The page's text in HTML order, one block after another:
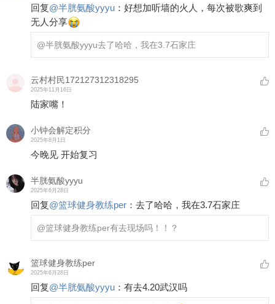
回复@半胱氨酸yyyu ： 好想加听墙的火人，每次被歌爽到
无人分享
@半胱氨酸yyyu去了哈哈，我在3.7石家庄
云村村民172127312318295
2025年11月16日
陆家嘴！
小钟会解定积分
2025年8月1日
今晚见 开始复习
半胱氨酸yyyu
2025年6月28日
回复@篮球健身教练per ： 去了哈哈，我在3.7石家庄
@篮球健身教练per有去现场吗！！？
篮球健身教练per
2025年6月28日
回复@半胱氨酸yyyu ： 有去4.20武汉吗